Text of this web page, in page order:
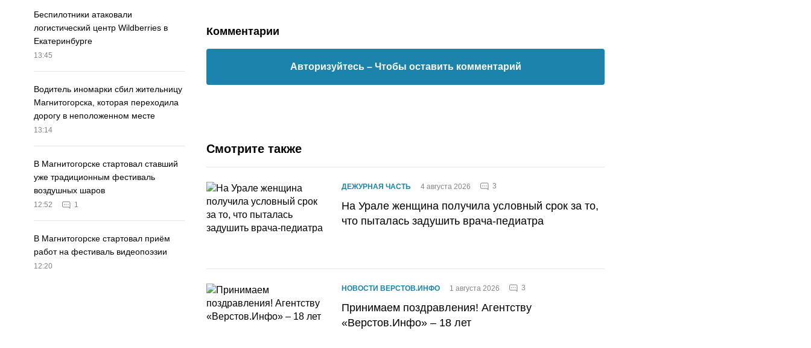
Беспилотники атаковали
логистический центр Wildberries в
Екатеринбурге
13:45
Водитель иномарки сбил жительницу
Магнитогорска, которая переходила
дорогу в неположенном месте
13:14
В Магнитогорске стартовал ставший
уже традиционным фестиваль
воздушных шаров
12:52 1
В Магнитогорске стартовал приём
работ на фестиваль видеопоэзии
12:20
Комментарии
Авторизуйтесь – Чтобы оставить комментарий
Смотрите также
ДЕЖУРНАЯ ЧАСТЬ 4 августа 2026 3
На Урале женщина получила условный срок за то,
что пыталась задушить врача-педиатра
НОВОСТИ ВЕРСТОВ.ИНФО 1 августа 2026 3
Принимаем поздравления! Агентству
«Верстов.Инфо» – 18 лет